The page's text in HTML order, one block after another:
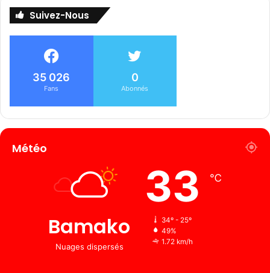
Suivez-Nous
35 026
Fans
0
Abonnés
Météo
Bamako
Nuages ​​dispersés
33 ℃
34º - 25º
49%
1.72 km/h